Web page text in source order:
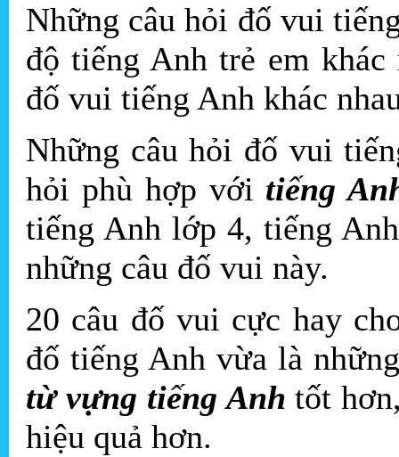
Những câu hỏi đố vui
độ tiếng Anh trẻ em
đố vui tiếng Anh khác
Những câu hỏi đố vui
hỏi phù hợp với tiếng
tiếng Anh lớp 4, tiếng
những câu đố vui này.
20 câu đố vui cực hay
đố tiếng Anh vừa là
từ vựng tiếng Anh tốt
hiệu quả hơn.